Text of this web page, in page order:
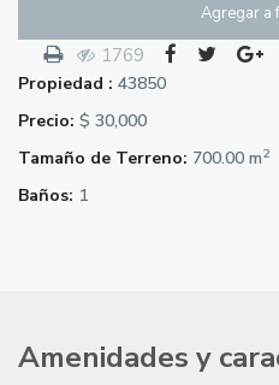
Agregar a
1769
Propiedad : 43850
Precio: $ 30,000
Tamaño de Terreno: 700.00 m2
Baños: 1
Amenidades y